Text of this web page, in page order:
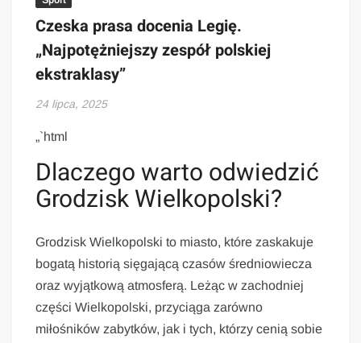
Czeska prasa docenia Legię.
„Najpotężniejszy zespół polskiej
ekstraklasy”
24 lipca, 2025
„`html
Dlaczego warto odwiedzić
Grodzisk Wielkopolski?
Grodzisk Wielkopolski to miasto, które zaskakuje
bogatą historią sięgającą czasów średniowiecza
oraz wyjątkową atmosferą. Leżąc w zachodniej
części Wielkopolski, przyciąga zarówno
miłośników zabytków, jak i tych, którzy cenią sobie